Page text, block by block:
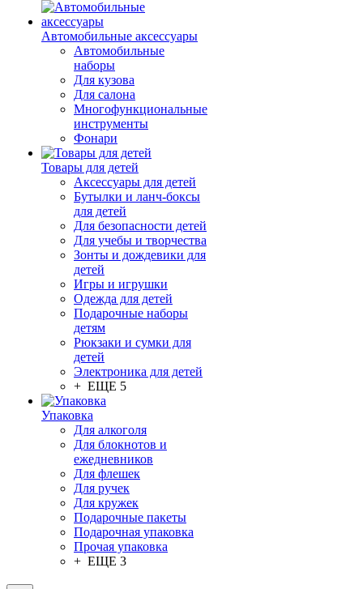
Автомобильные аксессуары
Автомобильные
наборы
Для кузова
Для салона
Многофункциональные
инструменты
Фонари
Товары для детей
Аксессуары для детей
Бутылки и ланч-боксы
для детей
Для безопасности детей
Для учебы и творчества
Зонты и дождевики для
детей
Игры и игрушки
Одежда для детей
Подарочные наборы
детям
Рюкзаки и сумки для
детей
Электроника для детей
+ ЕЩЕ 5
Упаковка
Для алкоголя
Для блокнотов и
ежедневников
Для флешек
Для ручек
Для кружек
Подарочные пакеты
Подарочная упаковка
Прочая упаковка
+ ЕЩЕ 3